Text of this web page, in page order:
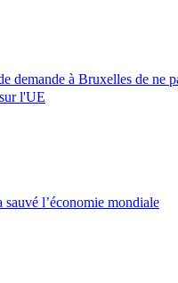
demande à Bruxelles de ne
l'UE
l’économie mondiale